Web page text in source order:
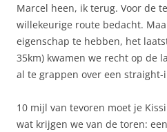
Marcel heen, ik terug. Voor de
willekeurige route bedacht.
eigenschap te hebben, het
35km) kwamen we recht op de
al te grappen over een straight-
10 mijl van tevoren moet je
wat krijgen we van de toren: